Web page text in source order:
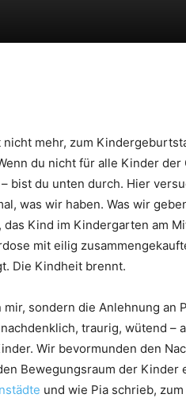
nicht mehr, zum
du nicht für alle Kinder der
bist du unten durch. Hier
was wir haben. Was wir
das Kind im Kindergarten am
mit eilig
Die Kindheit brennt.
sondern die Anlehnung an
traurig, wütend –
Wir bevormunden den
Bewegungsraum der Kinder
und wie Pia schrieb,